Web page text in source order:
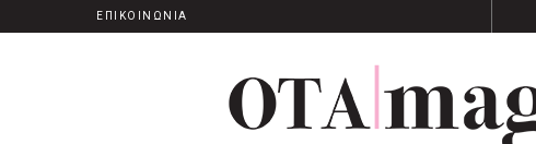
ΕΠΙΚΟΙΝΩΝΙΑ